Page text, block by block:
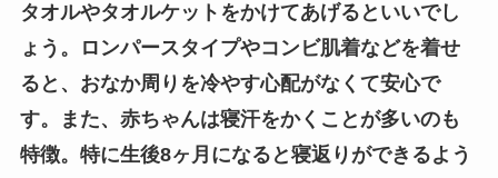
タオルやタオルケットをかけてあげるといいでし
ょう。ロンパースタイプやコンビ肌着などを着せ
ると、おなか周りを冷やす心配がなくて安心で
す。また、赤ちゃんは寝汗をかくことが多いのも
特徴。特に生後8ヶ月になると寝返りができるよう